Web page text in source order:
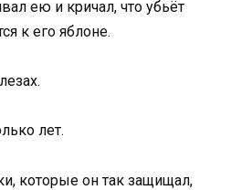
ею и кричал, что убьёт
к его яблоне.
лет.
которые он так защищал,